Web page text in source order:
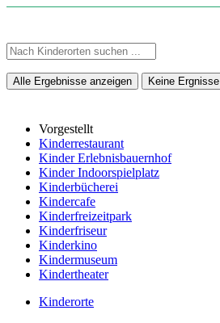
Alle Ergebnisse anzeigen Keine Ergnisse
Vorgestellt
Kinderrestaurant
Kinder Erlebnisbauernhof
Kinder Indoorspielplatz
Kinderbücherei
Kindercafe
Kinderfreizeitpark
Kinderfriseur
Kinderkino
Kindermuseum
Kindertheater
Kinderorte